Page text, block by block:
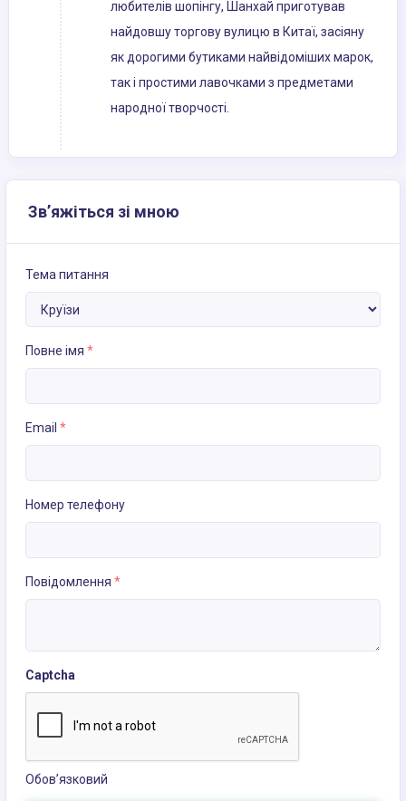
любителів шопінгу, Шанхай приготував
найдовшу торгову вулицю в Китаї, засіяну
як дорогими бутиками найвідоміших марок,
так і простими лавочками з предметами
народної творчості.
Зв’яжіться зі мною
Тема питання
Повне імя *
Email *
Номер телефону
Повідомлення *
Captcha
Обов’язковий